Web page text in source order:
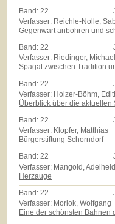
Band: 22
Verfasser: Reichle-Nolle,
Gegenwart anbohren und
Band:22
Verfasser: Riedinger, Michael
Spagat zwischen Tradition
Band: 22
Verfasser: Holzer-Böhm,
Überblick über die aktuellen
Band:22
Verfasser: Klopfer, Matthias
Bürgerstiftung Schorndorf
Band:22
Verfasser: Mangold, Adelheid
Herzauge
Band:22
Verfasser: Morlok, Wolfgang
Eine der schönsten Bahnen